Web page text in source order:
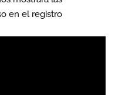
en el registro